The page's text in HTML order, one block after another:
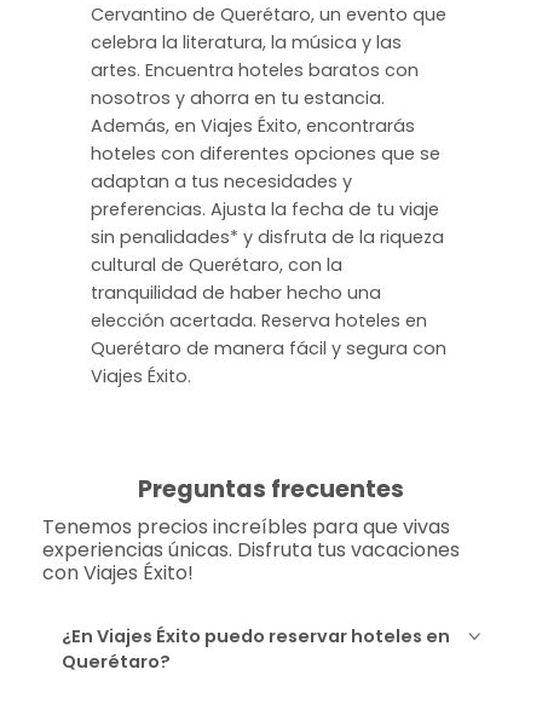
Cervantino de Querétaro, un evento que
celebra la literatura, la música y las
artes. Encuentra hoteles baratos con
nosotros y ahorra en tu estancia.
Además, en Viajes Éxito, encontrarás
hoteles con diferentes opciones que se
adaptan a tus necesidades y
preferencias. Ajusta la fecha de tu viaje
sin penalidades* y disfruta de la riqueza
cultural de Querétaro, con la
tranquilidad de haber hecho una
elección acertada. Reserva hoteles en
Querétaro de manera fácil y segura con
Viajes Éxito.
Preguntas frecuentes
Tenemos precios increíbles para que vivas
experiencias únicas. Disfruta tus vacaciones
con Viajes Éxito!
¿En Viajes Éxito puedo reservar hoteles en
Querétaro?